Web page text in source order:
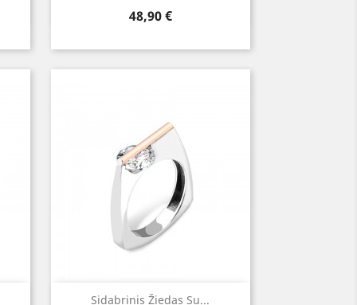
Kaina
48,90 €
Sidabrinis Žiedas Su...
Greita peržiūra